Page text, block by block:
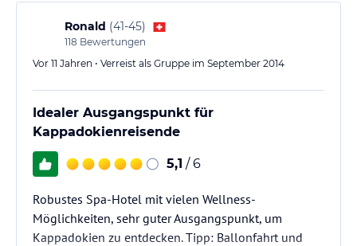
Ronald (41-45)
118 Bewertungen
Vor 11 Jahren • Verreist als Gruppe im September 2014
Idealer Ausgangspunkt für
Kappadokienreisende
5,1 / 6
Robustes Spa-Hotel mit vielen Wellness-
Möglichkeiten, sehr guter Ausgangspunkt, um
Kappadokien zu entdecken. Tipp: Ballonfahrt und